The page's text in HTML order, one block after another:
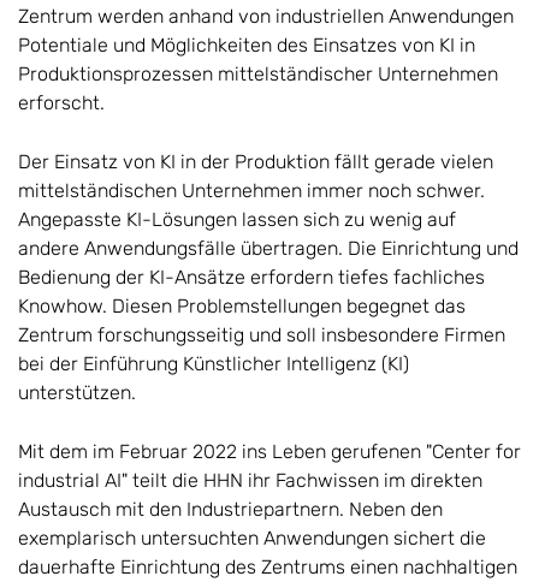
Zentrum werden anhand von industriellen Anwendungen
Potentiale und Möglichkeiten des Einsatzes von KI in
Produktionsprozessen mittelständischer Unternehmen
erforscht.
Der Einsatz von KI in der Produktion fällt gerade vielen
mittelständischen Unternehmen immer noch schwer.
Angepasste KI-Lösungen lassen sich zu wenig auf
andere Anwendungsfälle übertragen. Die Einrichtung und
Bedienung der KI-Ansätze erfordern tiefes fachliches
Knowhow. Diesen Problemstellungen begegnet das
Zentrum forschungsseitig und soll insbesondere Firmen
bei der Einführung Künstlicher Intelligenz (KI)
unterstützen.
Mit dem im Februar 2022 ins Leben gerufenen "Center for
industrial AI" teilt die HHN ihr Fachwissen im direkten
Austausch mit den Industriepartnern. Neben den
exemplarisch untersuchten Anwendungen sichert die
dauerhafte Einrichtung des Zentrums einen nachhaltigen